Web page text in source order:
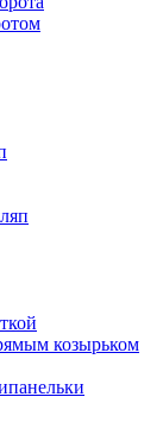
козырьком